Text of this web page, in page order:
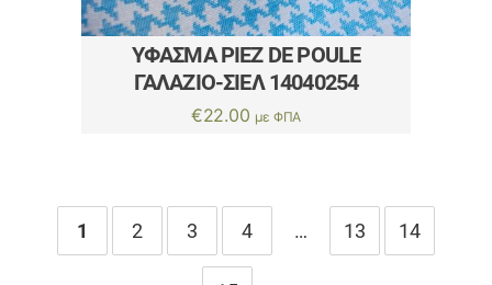
ΎΦΑΣΜΑ PIEZ DE POULE
ΓΑΛΆΖΙΟ-ΣΙΈΛ 14040254
€22.00 με ΦΠΑ
1 2 3 4 … 13 14